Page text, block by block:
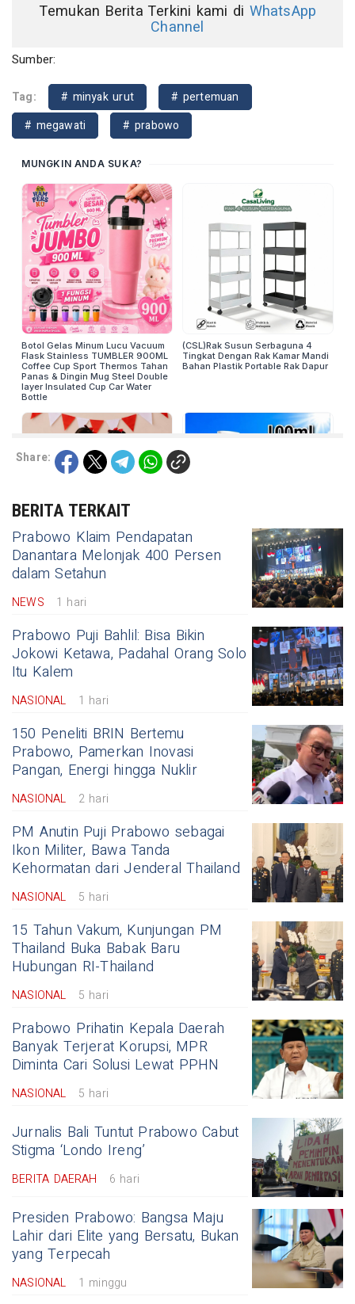
Temukan Berita Terkini kami di WhatsApp
Channel
Sumber:
Tag: # minyak urut
# pertemuan
# megawati
# prabowo
Share:
BERITA TERKAIT
Prabowo Klaim Pendapatan
Danantara Melonjak 400 Persen
dalam Setahun
NEWS 1 hari
Prabowo Puji Bahlil: Bisa Bikin
Jokowi Ketawa, Padahal Orang Solo
Itu Kalem
NASIONAL 1 hari
150 Peneliti BRIN Bertemu
Prabowo, Pamerkan Inovasi
Pangan, Energi hingga Nuklir
NASIONAL 2 hari
PM Anutin Puji Prabowo sebagai
Ikon Militer, Bawa Tanda
Kehormatan dari Jenderal Thailand
NASIONAL 5 hari
15 Tahun Vakum, Kunjungan PM
Thailand Buka Babak Baru
Hubungan RI-Thailand
NASIONAL 5 hari
Prabowo Prihatin Kepala Daerah
Banyak Terjerat Korupsi, MPR
Diminta Cari Solusi Lewat PPHN
NASIONAL 5 hari
Jurnalis Bali Tuntut Prabowo Cabut
Stigma ‘Londo Ireng’
BERITA DAERAH 6 hari
Presiden Prabowo: Bangsa Maju
Lahir dari Elite yang Bersatu, Bukan
yang Terpecah
NASIONAL 1 minggu